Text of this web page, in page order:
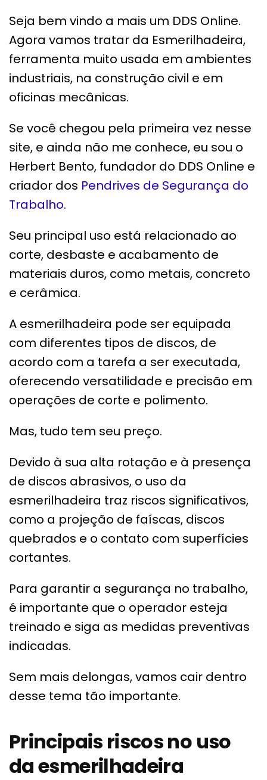
Seja bem vindo a mais um DDS Online.
Agora vamos tratar da Esmerilhadeira,
ferramenta muito usada em ambientes
industriais, na construção civil e em
oficinas mecânicas.
Se você chegou pela primeira vez nesse
site, e ainda não me conhece, eu sou o
Herbert Bento, fundador do DDS Online e
criador dos Pendrives de Segurança do
Trabalho.
Seu principal uso está relacionado ao
corte, desbaste e acabamento de
materiais duros, como metais, concreto
e cerâmica.
A esmerilhadeira pode ser equipada
com diferentes tipos de discos, de
acordo com a tarefa a ser executada,
oferecendo versatilidade e precisão em
operações de corte e polimento.
Mas, tudo tem seu preço.
Devido à sua alta rotação e à presença
de discos abrasivos, o uso da
esmerilhadeira traz riscos significativos,
como a projeção de faíscas, discos
quebrados e o contato com superfícies
cortantes.
Para garantir a segurança no trabalho,
é importante que o operador esteja
treinado e siga as medidas preventivas
indicadas.
Sem mais delongas, vamos cair dentro
desse tema tão importante.
Principais riscos no uso
da esmerilhadeira